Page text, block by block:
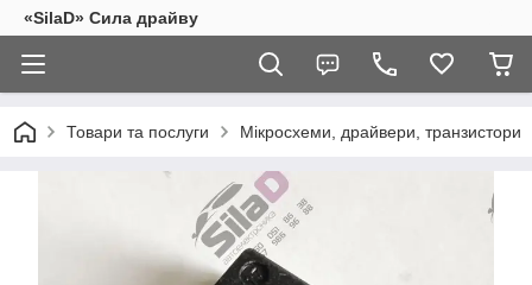
«SilaD» Сила драйву
Товари та послуги Мікросхеми, драйвери, транзистори